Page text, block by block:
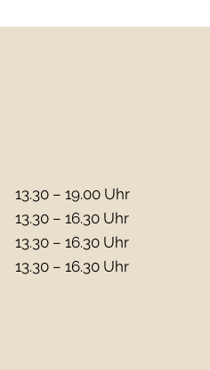
13.30 – 19.00 Uhr
13.30 – 16.30 Uhr
13.30 – 16.30 Uhr
13.30 – 16.30 Uhr